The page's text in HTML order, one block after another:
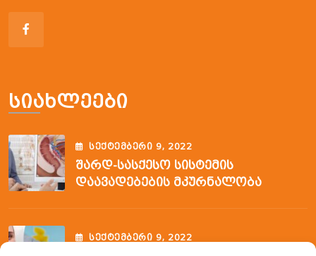
Სიახლეები
ᲡᲔᲥᲢᲔᲛᲑᲔᲠᲘ 9, 2022
Შარდ-Სასქესო Სისტემის
Დაავადებების Მკურნალობა
ᲡᲔᲥᲢᲔᲛᲑᲔᲠᲘ 9, 2022